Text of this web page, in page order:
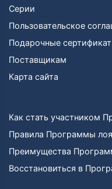
Серии
Пользовательское
Подарочные
Поставщикам
Карта сайта
Как стать участником
Правила Программы
Преимущества
Восстановиться в